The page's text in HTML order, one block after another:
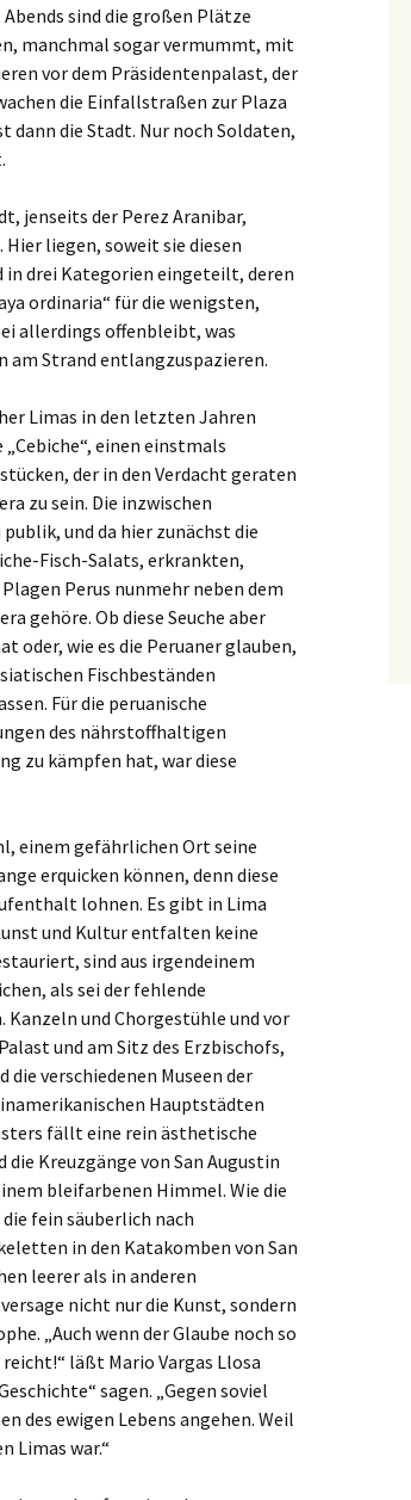
sind die großen Plätze
manchmal sogar vermummt, mit
vor dem Präsidentenpalast, der
die Einfallstraßen zur Plaza
dann die Stadt. Nur noch Soldaten,
jenseits der Perez Aranibar,
liegen, soweit sie diesen
in drei Kategorien eingeteilt, deren
ordinaria“ für die wenigsten,
allerdings offenbleibt, was
am Strand entlangzuspazieren.
Limas in den letzten Jahren
einen einstmals
der in den Verdacht geraten
zu sein. Die inzwischen
und da hier zunächst die
Fisch-Salats, erkrankten,
Perus nunmehr neben dem
gehöre. Ob diese Seuche aber
oder, wie es die Peruaner glauben,
Fischbeständen
Für die peruanische
des nährstoffhaltigen
zu kämpfen hat, war diese
einem gefährlichen Ort seine
erquicken können, denn diese
lohnen. Es gibt in Lima
und Kultur entfalten keine
sind aus irgendeinem
als sei der fehlende
Kanzeln und Chorgestühle und vor
und am Sitz des Erzbischofs,
verschiedenen Museen der
Hauptstädten
fällt eine rein ästhetische
Kreuzgänge von San Augustin
bleifarbenen Himmel. Wie die
fein säuberlich nach
in den Katakomben von San
leerer als in anderen
nicht nur die Kunst, sondern
„Auch wenn der Glaube noch so
läßt Mario Vargas Llosa
sagen. „Gegen soviel
des ewigen Lebens angehen. Weil
Limas war.“